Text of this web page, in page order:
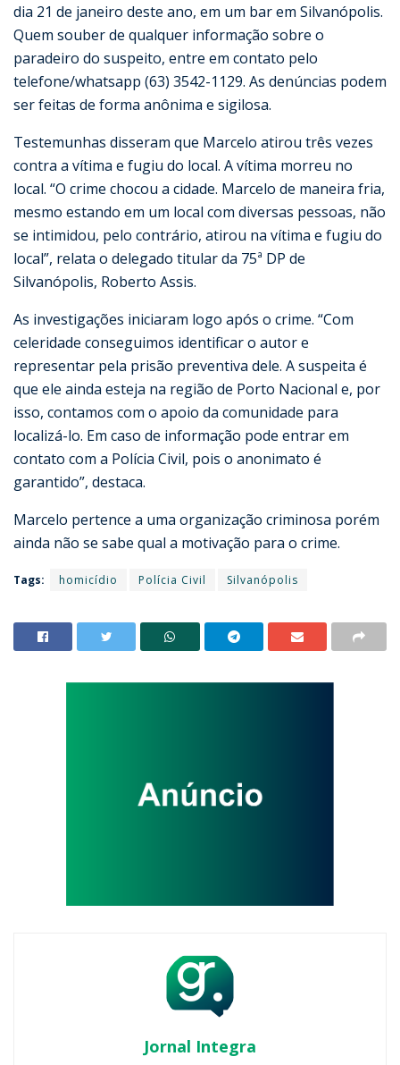
dia 21 de janeiro deste ano, em um bar em Silvanópolis.
Quem souber de qualquer informação sobre o
paradeiro do suspeito, entre em contato pelo
telefone/whatsapp (63) 3542-1129. As denúncias podem
ser feitas de forma anônima e sigilosa.
Testemunhas disseram que Marcelo atirou três vezes
contra a vítima e fugiu do local. A vítima morreu no
local. “O crime chocou a cidade. Marcelo de maneira fria,
mesmo estando em um local com diversas pessoas, não
se intimidou, pelo contrário, atirou na vítima e fugiu do
local”, relata o delegado titular da 75ª DP de
Silvanópolis, Roberto Assis.
As investigações iniciaram logo após o crime. “Com
celeridade conseguimos identificar o autor e
representar pela prisão preventiva dele. A suspeita é
que ele ainda esteja na região de Porto Nacional e, por
isso, contamos com o apoio da comunidade para
localizá-lo. Em caso de informação pode entrar em
contato com a Polícia Civil, pois o anonimato é
garantido”, destaca.
Marcelo pertence a uma organização criminosa porém
ainda não se sabe qual a motivação para o crime.
Tags: homicídio Polícia Civil Silvanópolis
Jornal Integra